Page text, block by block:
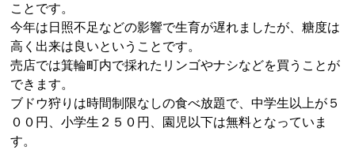
ことです。
今年は日照不足などの影響で生育が遅れましたが、糖度は
高く出来は良いということです。
売店では箕輪町内で採れたリンゴやナシなどを買うことが
できます。
ブドウ狩りは時間制限なしの食べ放題で、中学生以上が５
００円、小学生２５０円、園児以下は無料となっていま
す。